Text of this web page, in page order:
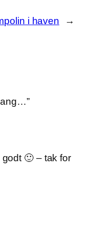
i haven →
🙂 – tak for